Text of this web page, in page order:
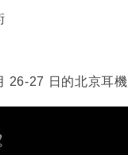
26-27 日的北京耳